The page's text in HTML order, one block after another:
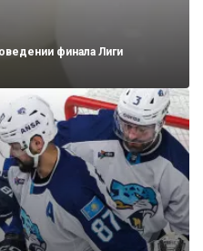
финала Лиги